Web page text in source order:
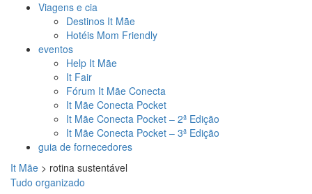
Viagens e cia
Destinos It Mãe
Hotéis Mom Friendly
eventos
Help It Mãe
It Fair
Fórum It Mãe Conecta
It Mãe Conecta Pocket
It Mãe Conecta Pocket – 2ª Edição
It Mãe Conecta Pocket – 3ª Edição
guia de fornecedores
It Mãe > rotina sustentável
Tudo organizado